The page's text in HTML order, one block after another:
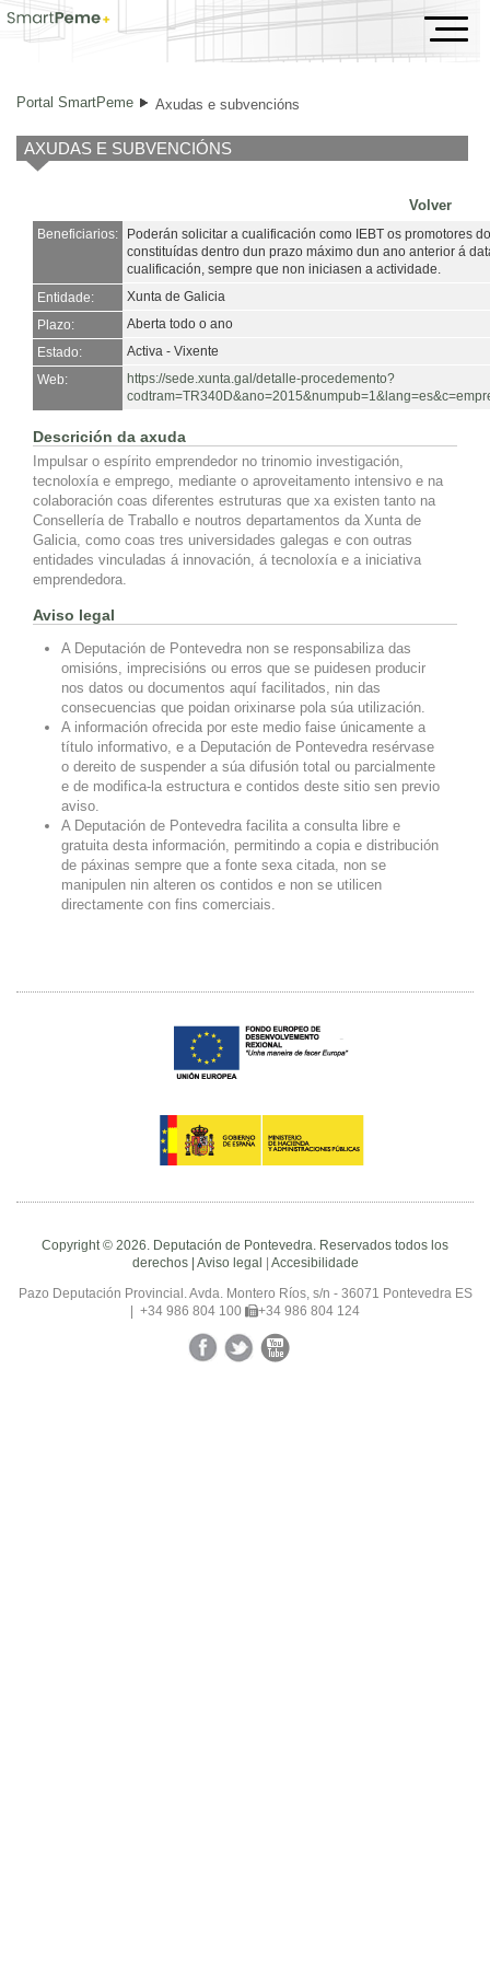
Axudas e subvencións
Portal SmartPeme Axudas e subvencións
AXUDAS E SUBVENCIÓNS
Volver
Beneficiarios:
Poderán solicitar a cualificación como IEBT os promotores
constituídas dentro dun prazo máximo dun ano anterior á
cualificación, sempre que non iniciasen a actividade.
Entidade:
Xunta de Galicia
Plazo:
Aberta todo o ano
Estado:
Activa - Vixente
Web:
https://sede.xunta.gal/detalle-procedemento?
Descrición da axuda
Impulsar o espírito emprendedor no trinomio investigación,
tecnoloxía e emprego, mediante o aproveitamento intensivo e na
colaboración coas diferentes estruturas que xa existen tanto na
Consellería de Traballo e noutros departamentos da Xunta de
Galicia, como coas tres universidades galegas e con outras
entidades vinculadas á innovación, á tecnoloxía e a iniciativa
emprendedora.
Aviso legal
A Deputación de Pontevedra non se responsabiliza das
omisións, imprecisións ou erros que se puidesen producir
nos datos ou documentos aquí facilitados, nin das
consecuencias que poidan orixinarse pola súa utilización.
A información ofrecida por este medio faise únicamente a
título informativo, e a Deputación de Pontevedra resérvase
o dereito de suspender a súa difusión total ou parcialmente
e de modifica-la estructura e contidos deste sitio sen previo
aviso.
A Deputación de Pontevedra facilita a consulta libre e
gratuita desta información, permitindo a copia e distribución
de páxinas sempre que a fonte sexa citada, non se
manipulen nin alteren os contidos e non se utilicen
directamente con fins comerciais.
Copyright © 2026. Deputación de Pontevedra. Reservados todos los
derechos | Aviso legal | Accesibilidade
Pazo Deputación Provincial. Avda. Montero Ríos, s/n - 36071 Pontevedra ES
| +34 986 804 100
+34 986 804 124
FacebookTwitterYouTube